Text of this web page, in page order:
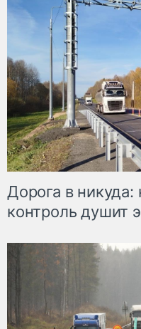
Дорога в никуда:
контроль душит